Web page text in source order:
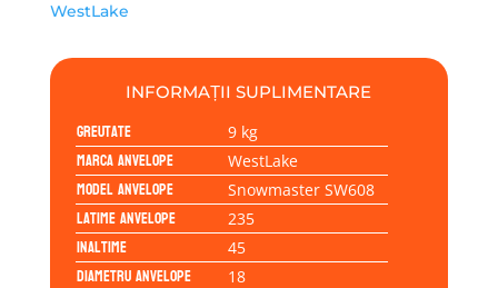
235/45R18
WestLake
INFORMAȚII SUPLIMENTARE
Greutate 9 kg
Marca anvelope WestLake
Model anvelope Snowmaster SW608
Latime anvelope 235
Inaltime 45
Diametru anvelope 18